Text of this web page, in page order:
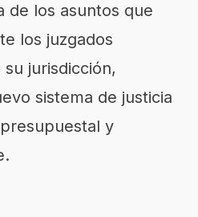
de los asuntos que
los juzgados
jurisdicción,
sistema de justicia
y